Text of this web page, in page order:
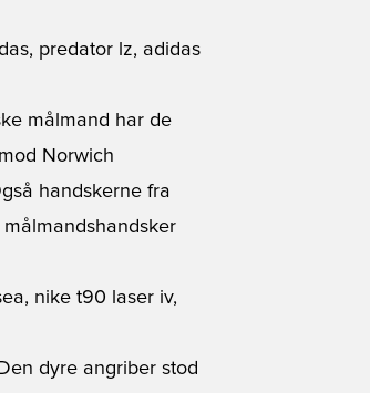
målmand har de
Norwich
handskerne fra
Den dyre angriber stod